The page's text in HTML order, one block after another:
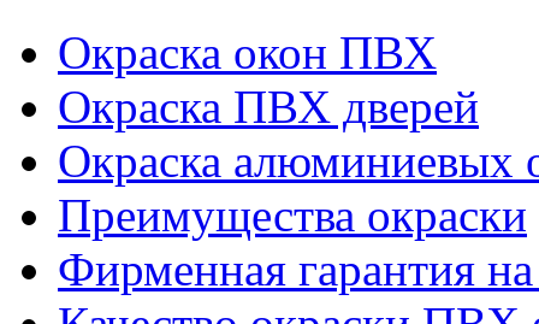
Окраска окон ПВХ
Окраска ПВХ дверей
Окраска алюминиевых
Преимущества окраски
Фирменная гарантия